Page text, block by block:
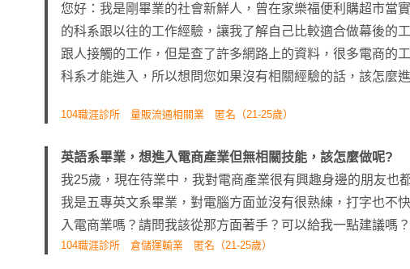
您好：我是剛畢業的社會新鮮人，曾在家樂福便利購超市當
的科系跟以往的工作經驗，讓我了解自己比較適合做幕後的
跟人接觸的工作，但是查了許多網路上的資料，很多電商的
科系才能進入，所以想問您如果沒有相關經驗的話，該怎麼
104職涯診所 量販流通相關業 匿名（21-25歲）
英語系畢業，想進入電商產業但無相關技能，該怎麼做呢?
我25歲，現在待業中，我對電商產業很有興趣身邊的朋友也
我是五專英文系畢業，對電腦方面並沒有很熟練，打字也不
入電商業嗎？請問我該從那方面著手？可以給我一點建議嗎？
104職涯診所 倉儲運輸業 匿名（21-25歲）